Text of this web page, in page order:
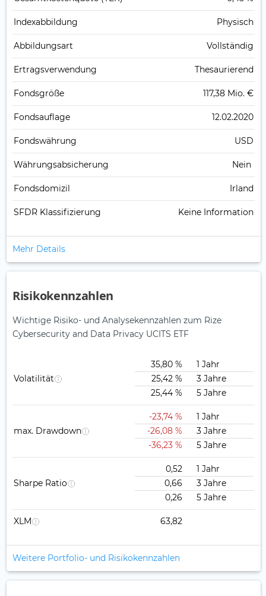
Index­abbildung Physisch
Abbildungs­art Vollständig
Ertrags­verwendung Thesaurierend
Fonds­größe 117,38 Mio. €
Fonds­auflage 12.02.2020
Fonds­währung USD
Währungsabsicherung Nein
Fondsdomizil Irland
SFDR Klassifizierung Keine Information
Mehr Details
Risikokennzahlen
Wichtige Risiko- und Analysekennzahlen zum Rize
Cybersecurity and Data Privacy UCITS ETF
Volatilität
35,80 %
1 Jahr
25,42 %
3 Jahre
25,44 %
5 Jahre
max. Drawdown
-23,74 %
1 Jahr
-26,08 %
3 Jahre
-36,23 %
5 Jahre
Sharpe Ratio
0,52
1 Jahr
0,66
3 Jahre
0,26
5 Jahre
XLM 63,82
Weitere Portfolio- und Risikokennzahlen